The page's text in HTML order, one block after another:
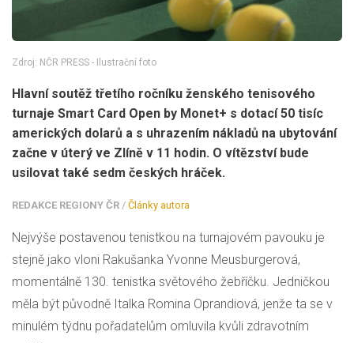
Zdroj: NČR PRESS - Ilustrační foto
Hlavní soutěž třetího ročníku ženského tenisového
turnaje Smart Card Open by Monet+ s dotací 50 tisíc
amerických dolarů a s uhrazením nákladů na ubytování
začne v úterý ve Zlíně v 11 hodin. O vítězství bude
usilovat také sedm českých hráček.
REDAKCE REGIONY ČR / Články autora
Nejvýše postavenou tenistkou na turnajovém pavouku je
stejně jako vloni Rakušanka Yvonne Meusburgerová,
momentálně 130. tenistka světového žebříčku. Jedničkou
měla být původně Italka Romina Oprandiová, jenže ta se v
minulém týdnu pořadatelům omluvila kvůli zdravotním